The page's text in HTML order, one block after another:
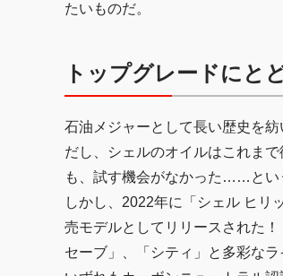
たいものだ。
トップグレードにと
石油メジャーとして長い歴史を
だし、シェルのオイルはこれま
も、試す機会がなかった……とい
しかし、2022年に「シェル ヒリ
売モデルとしてリリースされた
セーブ」、「シティ」と多彩なラ